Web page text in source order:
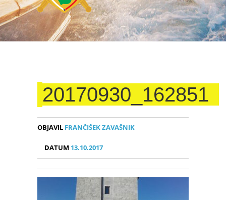
20170930_162851
OBJAVIL FRANČIŠEK ZAVAŠNIK
DATUM 13.10.2017